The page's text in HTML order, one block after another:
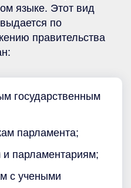
языке. Этот вид
по
правительства
государственным
парламента;
парламентариям;
с учеными